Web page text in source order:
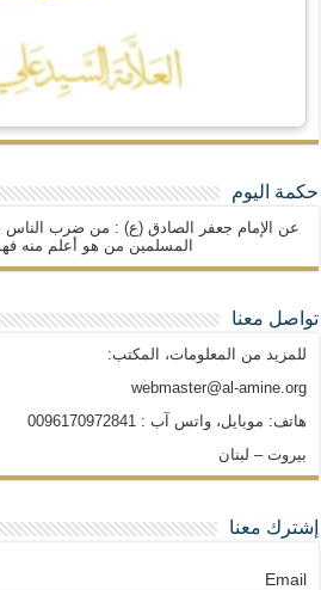
حكمة اليوم
عن الإمام جعفر الصادق (ع) : من ضرب
المسلمين من هو أعلم منه
تواصل معنا
للمزيد من المعلومات، المكتب:
webmaster@al-amine.org
هاتف: موبايل، واتس آب : 0096170972841
بيروت – لبنان
إشترك معنا
Email